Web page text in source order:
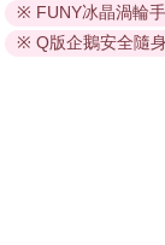
的閱讀軟體開
依據「消費者
※ FUNY冰晶渦輪
※ Q版企鵝安全隨